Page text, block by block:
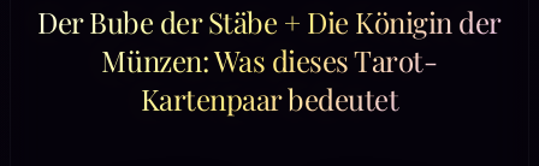
Der Bube der Stäbe + Die Königin der
Münzen: Was dieses Tarot-
Kartenpaar bedeutet